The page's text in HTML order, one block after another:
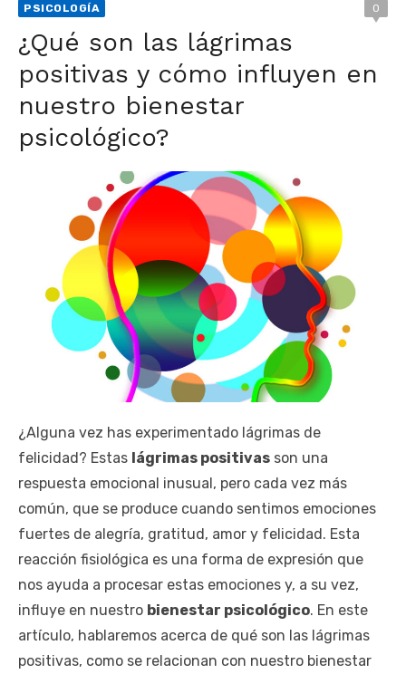
PSICOLOGÍA 0
¿Qué son las lágrimas
positivas y cómo influyen en
nuestro bienestar
psicológico?
¿Alguna vez has experimentado lágrimas de
felicidad? Estas lágrimas positivas son una
respuesta emocional inusual, pero cada vez más
común, que se produce cuando sentimos emociones
fuertes de alegría, gratitud, amor y felicidad. Esta
reacción fisiológica es una forma de expresión que
nos ayuda a procesar estas emociones y, a su vez,
influye en nuestro bienestar psicológico. En este
artículo, hablaremos acerca de qué son las lágrimas
positivas, como se relacionan con nuestro bienestar